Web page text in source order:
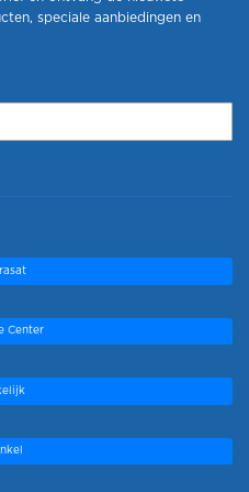
speciale aanbiedingen en
Center